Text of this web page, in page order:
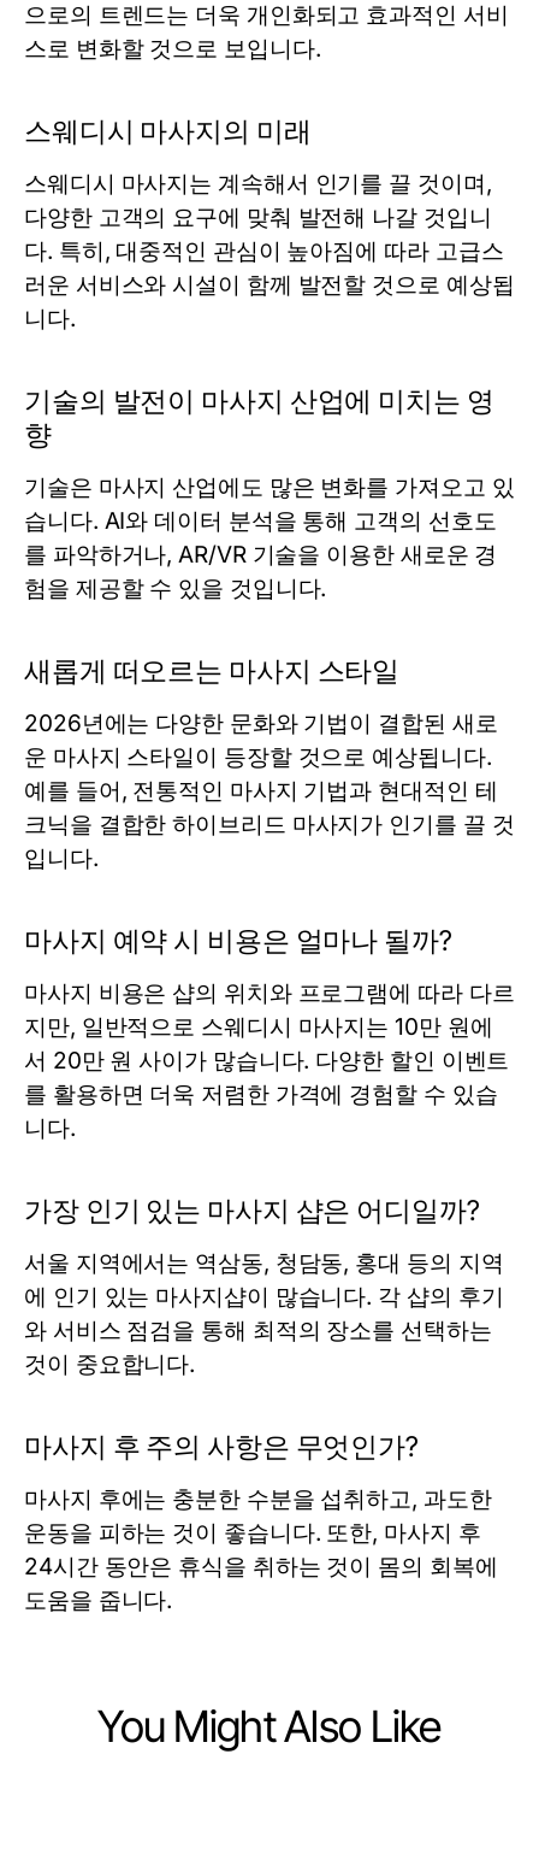
으로의 트렌드는 더욱 개인화되고 효과적인 서비
스로 변화할 것으로 보입니다.
스웨디시 마사지의 미래
스웨디시 마사지는 계속해서 인기를 끌 것이며,
다양한 고객의 요구에 맞춰 발전해 나갈 것입니
다. 특히, 대중적인 관심이 높아짐에 따라 고급스
러운 서비스와 시설이 함께 발전할 것으로 예상됩
니다.
기술의 발전이 마사지 산업에 미치는 영
향
기술은 마사지 산업에도 많은 변화를 가져오고 있
습니다. AI와 데이터 분석을 통해 고객의 선호도
를 파악하거나, AR/VR 기술을 이용한 새로운 경
험을 제공할 수 있을 것입니다.
새롭게 떠오르는 마사지 스타일
2026년에는 다양한 문화와 기법이 결합된 새로
운 마사지 스타일이 등장할 것으로 예상됩니다.
예를 들어, 전통적인 마사지 기법과 현대적인 테
크닉을 결합한 하이브리드 마사지가 인기를 끌 것
입니다.
마사지 예약 시 비용은 얼마나 될까?
마사지 비용은 샵의 위치와 프로그램에 따라 다르
지만, 일반적으로 스웨디시 마사지는 10만 원에
서 20만 원 사이가 많습니다. 다양한 할인 이벤트
를 활용하면 더욱 저렴한 가격에 경험할 수 있습
니다.
가장 인기 있는 마사지 샵은 어디일까?
서울 지역에서는 역삼동, 청담동, 홍대 등의 지역
에 인기 있는 마사지샵이 많습니다. 각 샵의 후기
와 서비스 점검을 통해 최적의 장소를 선택하는
것이 중요합니다.
마사지 후 주의 사항은 무엇인가?
마사지 후에는 충분한 수분을 섭취하고, 과도한
운동을 피하는 것이 좋습니다. 또한, 마사지 후
24시간 동안은 휴식을 취하는 것이 몸의 회복에
도움을 줍니다.
You Might Also Like